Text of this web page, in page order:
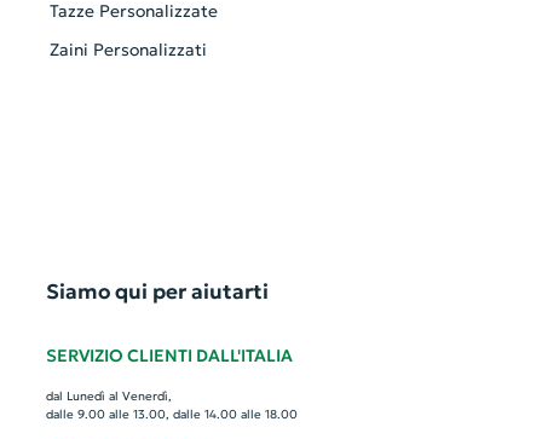
Tazze Personalizzate
Zaini Personalizzati
Siamo qui per aiutarti
SERVIZIO CLIENTI DALL'ITALIA
dal Lunedì al Venerdì,
dalle 9.00 alle 13.00, dalle 14.00 alle 18.00